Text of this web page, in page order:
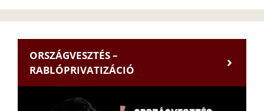
ORSZÁGVESZTÉS –
RABLÓPRIVATIZÁCIÓ